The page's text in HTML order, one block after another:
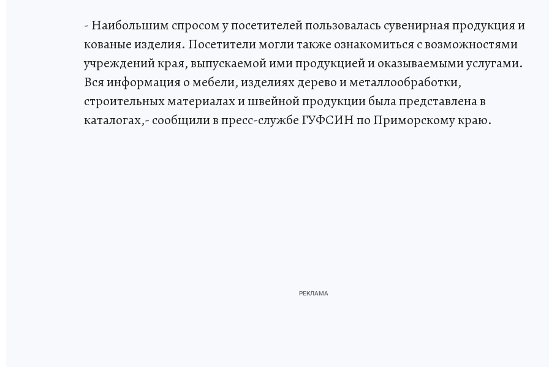
- Наибольшим спросом у посетителей пользовалась сувенирная продукция и
кованые изделия. Посетители могли также ознакомиться с возможностями
учреждений края, выпускаемой ими продукцией и оказываемыми услугами.
Вся информация о мебели, изделиях дерево и металлообработки,
строительных материалах и швейной продукции была представлена в
каталогах,- сообщили в пресс-службе ГУФСИН по Приморскому краю.